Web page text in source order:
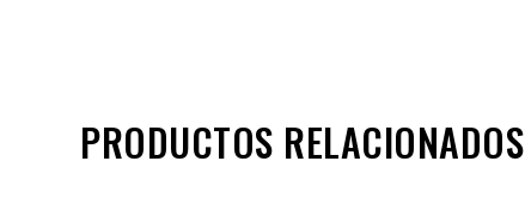
PRODUCTOS RELACIONADOS